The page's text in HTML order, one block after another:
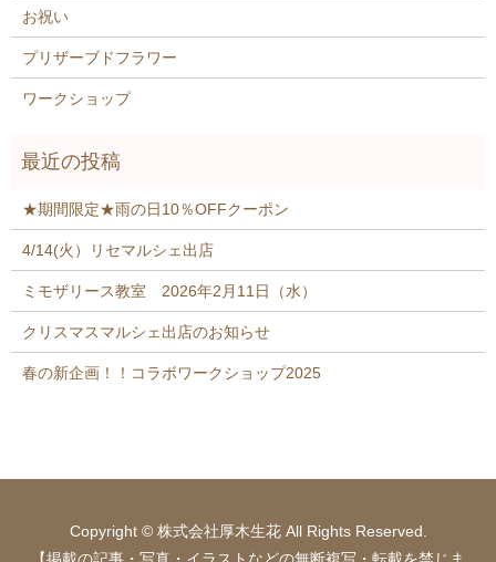
お祝い
プリザーブドフラワー
ワークショップ
★期間限定★雨の日10％OFFクーポン
4/14(火）リセマルシェ出店
ミモザリース教室 2026年2月11日（水）
クリスマスマルシェ出店のお知らせ
春の新企画！！コラボワークショップ2025
Copyright © 株式会社厚木生花 All Rights Reserved.
【掲載の記事・写真・イラストなどの無断複写・転載を禁じま